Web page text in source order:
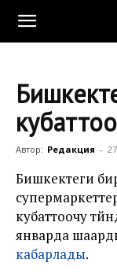
Автор: Редакция -
Бишкектеги
кубаттоочу
январда
кабарлады.